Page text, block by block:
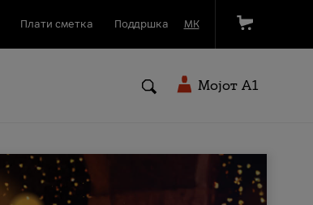
Плати сметка Поддршка МК
Мојот A1